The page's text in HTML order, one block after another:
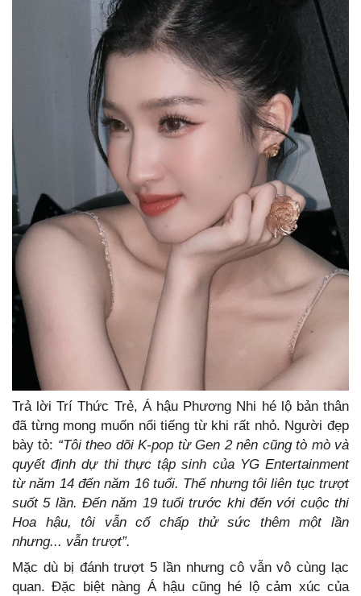
Trả lời Trí Thức Trẻ, Á hậu Phương Nhi hé lộ bản thân
đã từng mong muốn nổi tiếng từ khi rất nhỏ. Người đẹp
bày tỏ: “Tôi theo dõi K-pop từ Gen 2 nên cũng tò mò và
quyết định dự thi thực tập sinh của YG Entertainment
từ năm 14 đến năm 16 tuổi. Thế nhưng tôi liên tục trượt
suốt 5 lần. Đến năm 19 tuổi trước khi đến với cuộc thi
Hoa hậu, tôi vẫn cố chấp thử sức thêm một lần
nhưng... vẫn trượt”.
Mặc dù bị đánh trượt 5 lần nhưng cô vẫn vô cùng lạc
quan. Đặc biệt nàng Á hậu cũng hé lộ cảm xúc của